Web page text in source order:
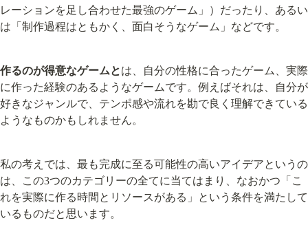
レーションを足し合わせた最強のゲーム」）だったり、あるい
は「制作過程はともかく、面白そうなゲーム」などです。
作るのが得意なゲームとは、自分の性格に合ったゲーム、実際
に作った経験のあるようなゲームです。例えばそれは、自分が
好きなジャンルで、テンポ感や流れを勘で良く理解できている
ようなものかもしれません。
私の考えでは、最も完成に至る可能性の高いアイデアというの
は、この3つのカテゴリーの全てに当てはまり、なおかつ「こ
れを実際に作る時間とリソースがある」という条件を満たして
いるものだと思います。